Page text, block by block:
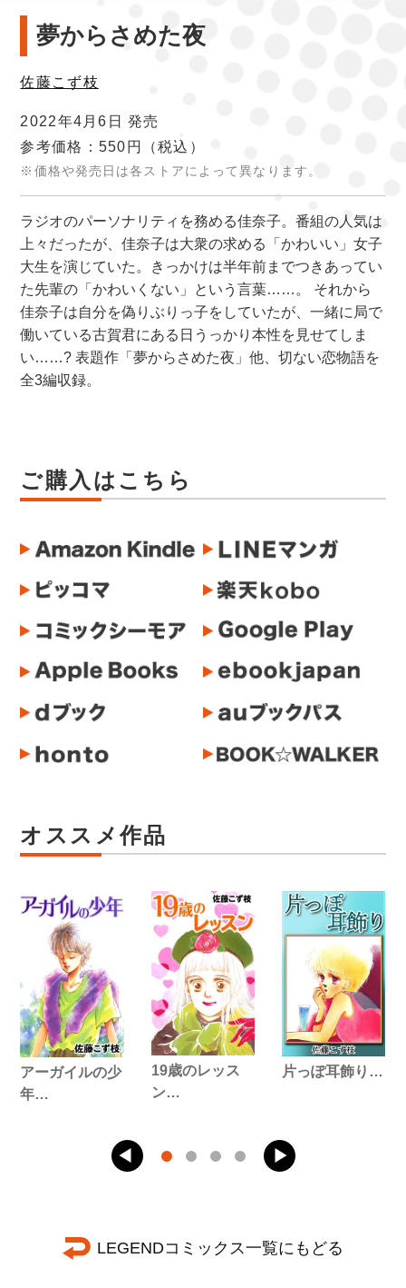
夢からさめた夜
佐藤こず枝
2022年4月6日 発売
参考価格：550円
（税込）
※価格や発売日は各ストアによって異なります。
ラジオのパーソナリティを務める佳奈子。番組の人気は
上々だったが、佳奈子は大衆の求める「かわいい」女子
大生を演じていた。きっかけは半年前までつきあってい
た先輩の「かわいくない」という言葉……。 それから
佳奈子は自分を偽りぶりっ子をしていたが、一緒に局で
働いている古賀君にある日うっかり本性を見せてしま
い……? 表題作「夢からさめた夜」他、切ない恋物語を
全3編収録。
ご購入はこちら
オススメ作品
アーガイルの少
年…
19歳のレッス
ン…
片っぽ耳飾り…
LEGENDコミックス一覧にもどる